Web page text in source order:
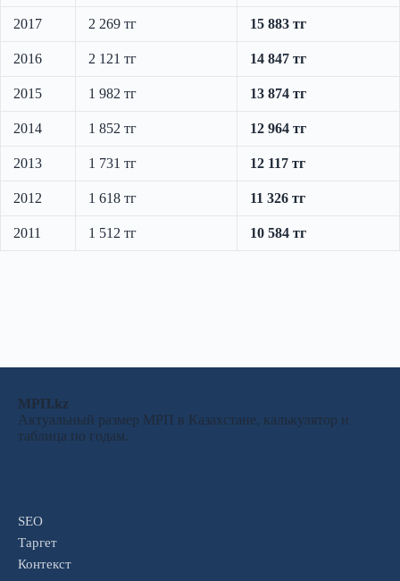
2017 2 269 тг 15 883 тг
2016 2 121 тг 14 847 тг
2015 1 982 тг 13 874 тг
2014 1 852 тг 12 964 тг
2013 1 731 тг 12 117 тг
2012 1 618 тг 11 326 тг
2011 1 512 тг 10 584 тг
МРП.kz
Актуальный размер МРП в Казахстане, калькулятор и
таблица по годам.
SEO
Таргет
Контекст